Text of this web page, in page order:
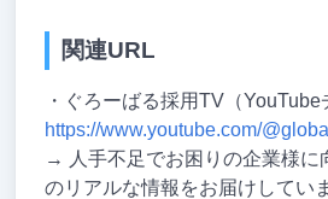
関連URL
・ぐろーばる採用TV（YouTube
https://www.youtube.com/
→ 人手不足でお困りの企業様に
のリアルな情報をお届けしてい